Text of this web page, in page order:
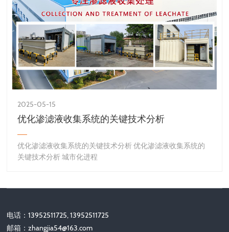
2025-05-15
优化渗滤液收集系统的关键技术分析
优化渗滤液收集系统的关键技术分析 优化渗滤液收集系统的
关键技术分析 城市化进程
电话：13952511725, 13952511725
邮箱：zhangjia54@163.com